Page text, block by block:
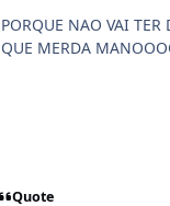
PORQUE NAO VAI TER
QUE MERDA
Quote